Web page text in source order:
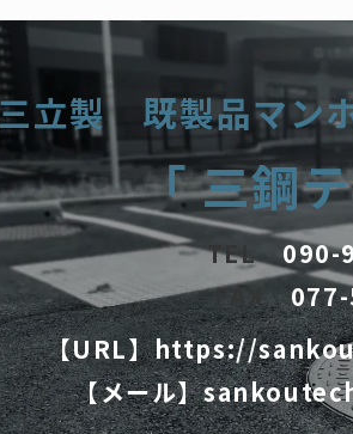
立製 既製品マン
「三鋼
TEL 090-
FAX
【URL】https://
【メール】